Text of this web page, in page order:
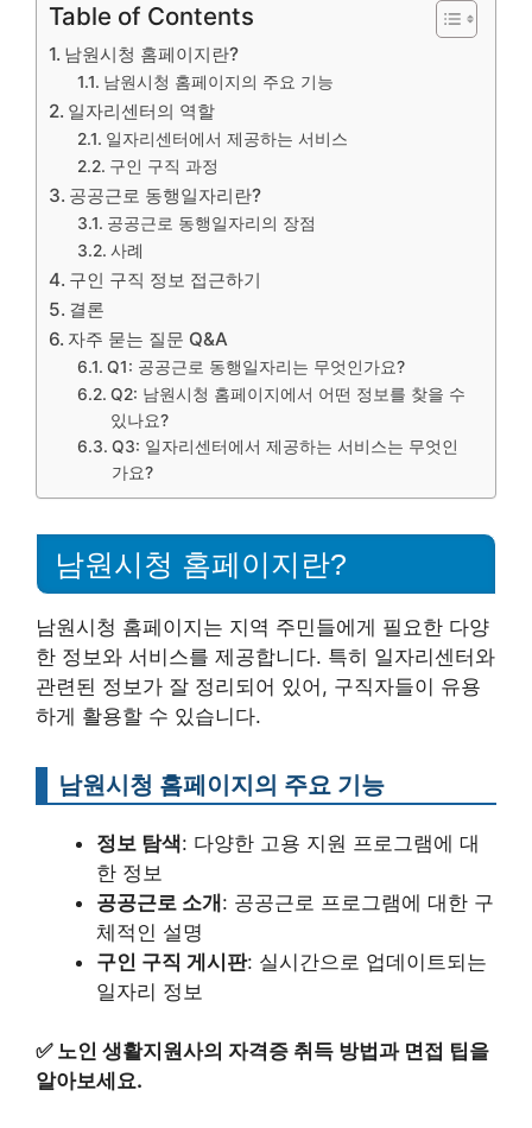
Table of Contents
남원시청 홈페이지란?
남원시청 홈페이지의 주요 기능
일자리센터의 역할
일자리센터에서 제공하는 서비스
구인 구직 과정
공공근로 동행일자리란?
공공근로 동행일자리의 장점
사례
구인 구직 정보 접근하기
결론
자주 묻는 질문 Q&A
Q1: 공공근로 동행일자리는 무엇인가요?
Q2: 남원시청 홈페이지에서 어떤 정보를 찾을 수
있나요?
Q3: 일자리센터에서 제공하는 서비스는 무엇인
가요?
남원시청 홈페이지란?
남원시청 홈페이지는 지역 주민들에게 필요한 다양
한 정보와 서비스를 제공합니다. 특히 일자리센터와
관련된 정보가 잘 정리되어 있어, 구직자들이 유용
하게 활용할 수 있습니다.
남원시청 홈페이지의 주요 기능
정보 탐색: 다양한 고용 지원 프로그램에 대
한 정보
공공근로 소개: 공공근로 프로그램에 대한 구
체적인 설명
구인 구직 게시판: 실시간으로 업데이트되는
일자리 정보
✅ 노인 생활지원사의 자격증 취득 방법과 면접 팁을
알아보세요.